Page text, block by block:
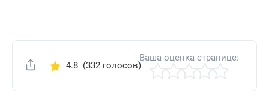
Поделиться
4.8(332 голосов)
Ваша оценка странице: